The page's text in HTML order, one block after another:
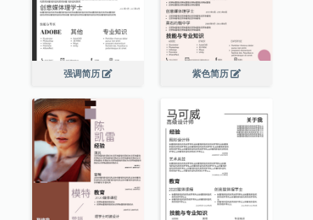
强调简历 紫色简历